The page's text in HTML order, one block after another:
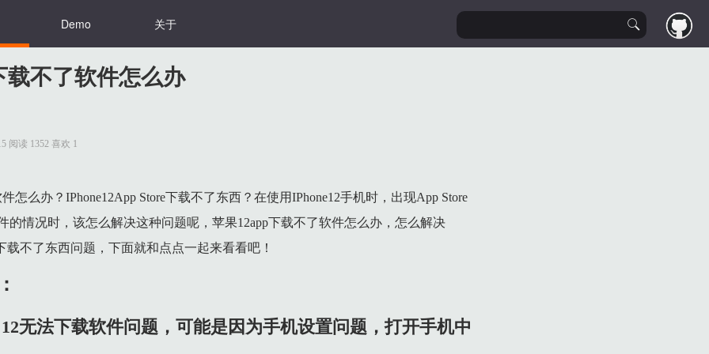
Demo 关于
载不了软件怎么办
阅读 1352 喜欢 1
怎么办？IPhone12App Store下载不了东西？在使用IPhone12手机时，出现App Store
的情况时，该怎么解决这种问题呢，苹果12app下载不了软件怎么办，怎么解决
载不了东西问题，下面就和点点一起来看看吧！
无法下载软件问题，可能是因为手机设置问题，打开手机中
原网络。
机设置，选择【无线局域网】。